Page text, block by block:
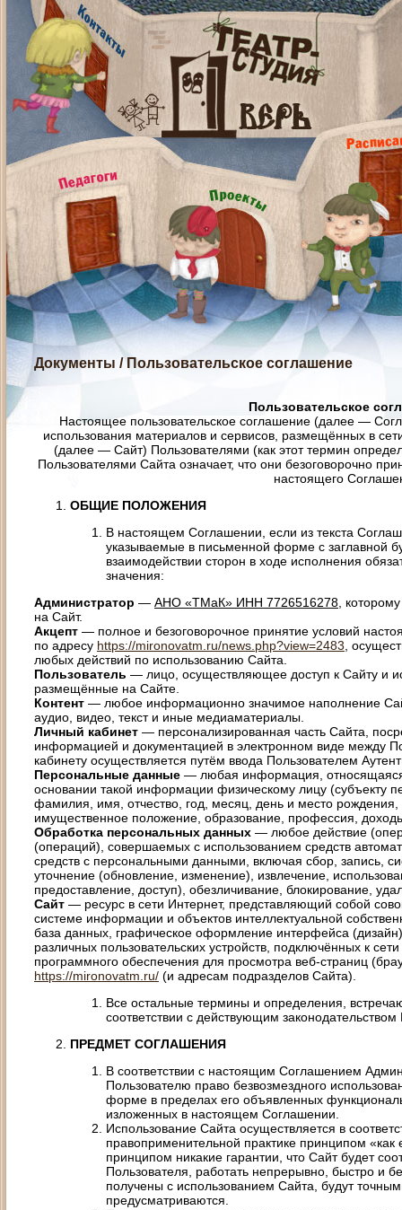
Документы /Пользовательское соглашение
Пользовательское
Настоящее пользовательское соглашение (далее —
использования материалов и сервисов, размещённых в
(далее — Сайт) Пользователями (как этот термин
Пользователями Сайта означает, что они безоговорочно
настоящего
ОБЩИЕ ПОЛОЖЕНИЯ
В настоящем Соглашении, если из текста
указываемые в письменной форме с заглавной
взаимодействии сторон в ходе исполнения
значения:
Администратор — АНО «ТМаК» ИНН 7726516278 ,
на Сайт.
Акцепт — полное и безоговорочное принятие условий
по адресу https://mironovatm.ru/news.php?view=2483 ,
любых действий по использованию Сайта.
Пользователь — лицо, осуществляющее доступ к Сайту и
размещённые на Сайте.
Контент — любое информационно значимое наполнение
аудио, видео, текст и иные медиаматериалы.
Личный кабинет — персонализированная часть Сайта,
информацией и документацией в электронном виде между
кабинету осуществляется путём ввода Пользователем
Персональные данные — любая информация,
основании такой информации физическому лицу (субъекту
фамилия, имя, отчество, год, месяц, день и место
имущественное положение, образование, профессия,
Обработка персональных данных — любое действие
(операций), совершаемых с использованием средств
средств с персональными данными, включая сбор, запись,
уточнение (обновление, изменение), извлечение,
предоставление, доступ), обезличивание, блокирование,
Сайт — ресурс в сети Интернет, представляющий собой
системе информации и объектов интеллектуальной
база данных, графическое оформление интерфейса
различных пользовательских устройств, подключённых к
программного обеспечения для просмотра веб-страниц
https://mironovatm.ru/ (и адресам подразделов Сайта).
Все остальные термины и определения,
соответствии с действующим
ПРЕДМЕТ СОГЛАШЕНИЯ
В соответствии с настоящим Соглашением
Пользователю право безвозмездного
форме в пределах его объявленных
изложенных в настоящем Соглашении.
Использование Сайта осуществляется в
правоприменительной практике принципом «как
принципом никакие гарантии, что Сайт будет
Пользователя, работать непрерывно, быстро и
получены с использованием Сайта, будут
предусматриваются.